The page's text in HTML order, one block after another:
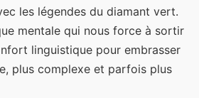
les légendes du diamant vert.
mentale qui nous force à sortir
linguistique pour embrasser
plus complexe et parfois plus